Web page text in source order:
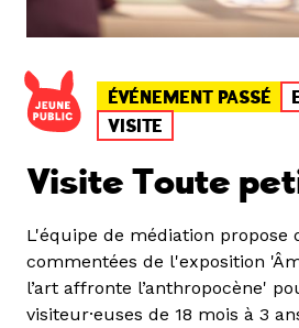
ÉVÉNEMENT PASSÉ
VISITE
Visite Toute
L'équipe de médiation propose
commentées de l'exposition
l’art affronte l’anthropocène'
visiteur·euses de 18 mois à 3